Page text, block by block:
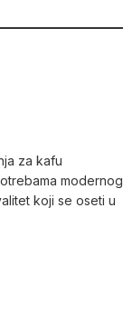
za kafu
modernog
koji se oseti u